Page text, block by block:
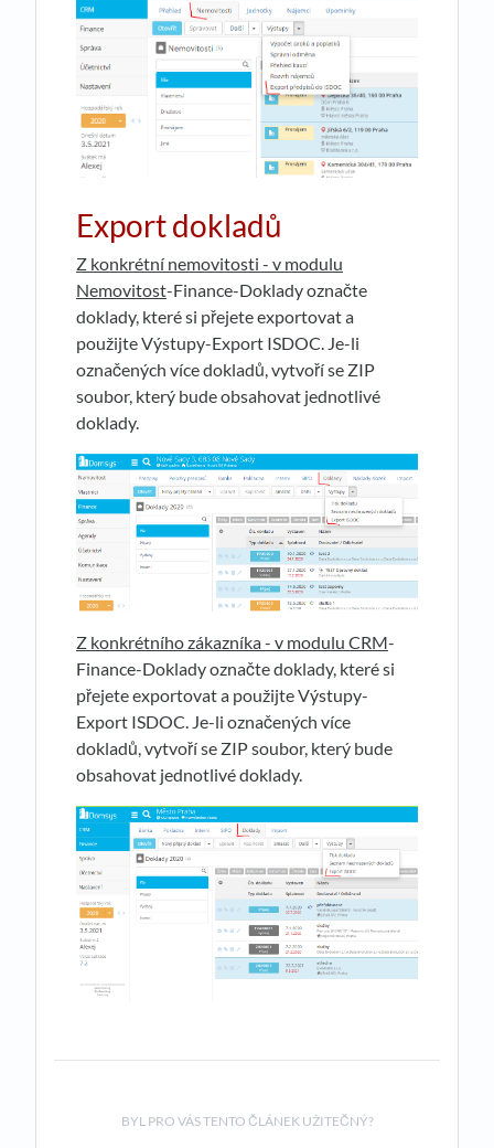
Export dokladů
Z konkrétní nemovitosti - v modulu
Nemovitost-Finance-Doklady označte
doklady, které si přejete exportovat a
použijte Výstupy-Export ISDOC. Je-li
označených více dokladů, vytvoří se ZIP
soubor, který bude obsahovat jednotlivé
doklady.
Z konkrétního zákazníka - v modulu CRM-
Finance-Doklady označte doklady, které si
přejete exportovat a použijte Výstupy-
Export ISDOC. Je-li označených více
dokladů, vytvoří se ZIP soubor, který bude
obsahovat jednotlivé doklady.
BYL PRO VÁS TENTO ČLÁNEK UŽITEČNÝ?